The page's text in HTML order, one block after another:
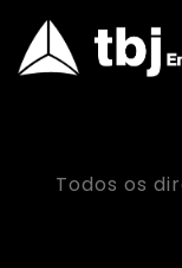
Todos os